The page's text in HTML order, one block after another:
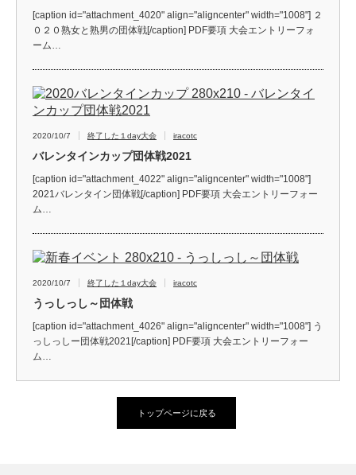
[caption id="attachment_4020" align="aligncenter" width="1008"] ２
０２０熟女と熟男の団体戦[/caption] PDF要項 大会エントリーフォ
ーム…
2020/10/7 終了した１day大会 iracotc
バレンタインカップ団体戦2021
[caption id="attachment_4022" align="aligncenter" width="1008"]
2021バレンタイン団体戦[/caption] PDF要項 大会エントリーフォー
ム…
2020/10/7 終了した１day大会 iracotc
うっしっし～団体戦
[caption id="attachment_4026" align="aligncenter" width="1008"] う
っしっしー団体戦2021[/caption] PDF要項 大会エントリーフォー
ム…
トップページに戻る